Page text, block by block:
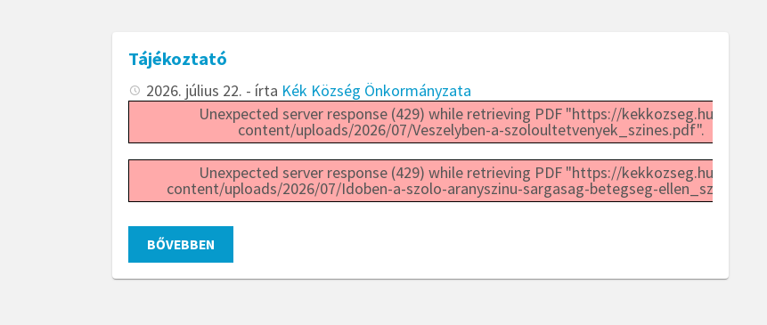
Tájékoztató
2026. július 22. - írta Kék Község Önkormányzata
Unexpected server response (429) while retrieving PDF "https://kekkozseg.hu/wp-
content/uploads/2026/07/Veszelyben-a-szoloultetvenyek_szines.pdf".
Unexpected server response (429) while retrieving PDF "https://kekkozseg.hu/wp-
content/uploads/2026/07/Idoben-a-szolo-aranyszinu-sargasag-betegseg-ellen_szines.pdf".
BŐVEBBEN